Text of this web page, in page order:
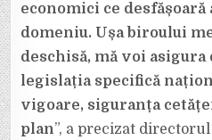
economici ce
domeniu. Ușa biroului
deschisă, mă voi asigura
legislația specifică
vigoare, siguranța
plan”, a precizat